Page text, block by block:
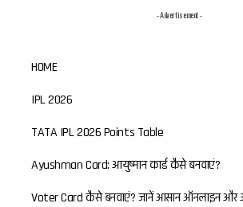
- Advertisement -
HOME
IPL 2026
TATA IPL 2026 Points Table
Ayushman Card: आयुष्मान कार्ड कैसे बनवाएं?
Voter Card कैसे बनवाएं? जानें आसान ऑनलाइन और